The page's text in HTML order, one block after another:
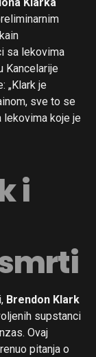
Klarka
sa lekovima
Kancelarije
„Klark je
sve to se
lekovima koje je
i
Brendon Klark
supstanci
Ovaj
pitanja o